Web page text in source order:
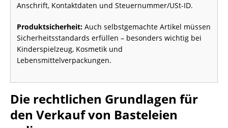
Anschrift, Kontaktdaten und Steuernummer/USt-ID.
Produktsicherheit: Auch selbstgemachte Artikel müssen
Sicherheitsstandards erfüllen – besonders wichtig bei
Kinderspielzeug, Kosmetik und
Lebensmittelverpackungen.
Die rechtlichen Grundlagen für
den Verkauf von Basteleien